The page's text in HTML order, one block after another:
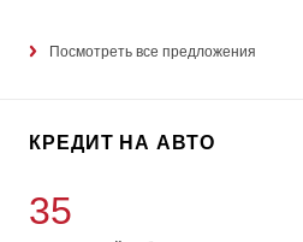
Посмотреть все предложения
КРЕДИТ НА АВТО
35